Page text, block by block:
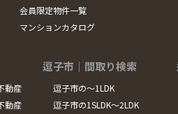
会員限定物件一覧
マンションカタログ
動産
動産
逗子市｜間取り検索
逗子市の～1LDK
逗子市の1SLDK～2LDK